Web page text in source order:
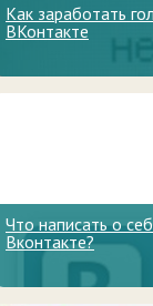
Как заработать
ВКонтакте
Что написать о
Вконтакте?